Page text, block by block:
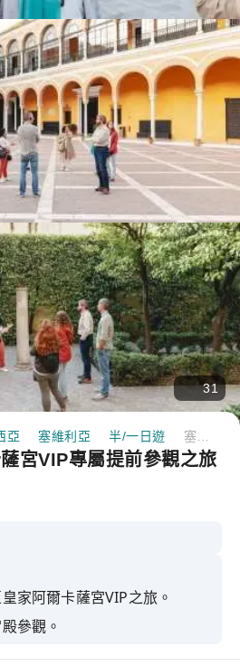
31
亞 塞維利亞 半/一日遊
宮VIP專屬提前參觀之旅
家阿爾卡薩宮VIP之旅。
參觀。
精美的細節。